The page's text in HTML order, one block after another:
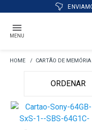
MENU
CARTÃO DE MEMÓRIA
ORDENAR